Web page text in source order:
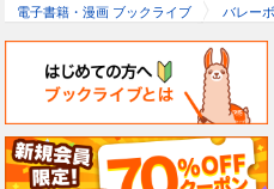
電子書籍・漫画 ブックライブ バレー